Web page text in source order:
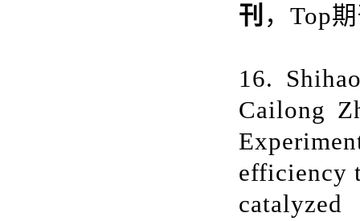
刊 ，Top
16.
Cailong
efficiency